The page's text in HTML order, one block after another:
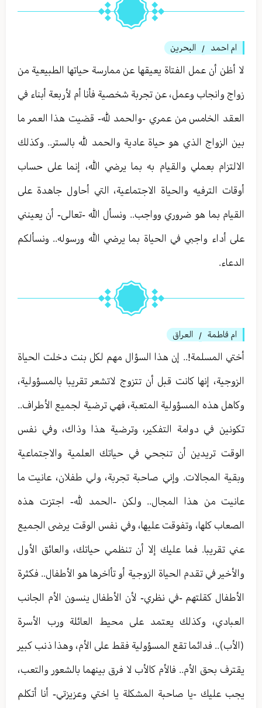
ام احمد / البحرين
لا أظن أن عمل الفتاة يعيقها عن ممارسة حياتها الطبيعية من
زواج وانجاب وعمل، عن تجربة شخصية فأنا أم لأربعة أبناء في
العقد الخامس من عمري -والحمد لله- قضيت هذا العمر ما
بين الزواج الذي هو حياة عادية والحمد لله بالستر.. وكذلك
الالتزام بعملي والقيام به بما يرضي الله، إنما على حساب
أوقات الترفيه والحياة الاجتماعية، التي أحاول جاهدة على
القيام بما هو ضروري وواجب.. ونسأل الله -تعالى- أن يعينني
على أداء واجبي في الحياة بما يرضي الله ورسوله.. ونسألكم
الدعاء.
ام فاطمة / العراق
أختي المسلمة!.. إن هذا السؤال مهم لكل بنت دخلت الحياة
الزوجية، إنها كانت قبل أن تتزوج لاتشعر تقريبا بالمسؤولية،
وكاهل هذه المسؤولية المتعبة، فهي ترضية لجميع الأطراف..
تكونين في دوامة التفكير، وترضية هذا وذاك، وفي نفس
الوقت تريدين أن تنجحي في حياتك العلمية والاجتماعية
وبقية المجالات. وإني صاحبة تجربة، ولي طفلان، عانيت ما
عانيت من هذا المجال.. ولكن -الحمد لله- اجتزت هذه
الصعاب كلها، وتفوقت عليها، وفي نفس الوقت يرضى الجميع
عني تقريبا. فما عليك إلا أن تنظمي حياتك، والعائق الأول
والأخير في تقدم الحياة الزوجية أو تأاخرها هو الأطفال.. فكثرة
الأطفال كقلتهم -في نظري- لأن الأطفال ينسون الأم الجانب
العبادي، وكذلك يعتمد على محيط العائلة ورب الأسرة
(الأب).. فدائما تقع المسؤولية فقط على الأم، وهذا ذنب كبير
يقترف بحق الأم.. فالأم كالأب لا فرق بينهما بالشعور والتعب،
يجب عليك -يا صاحبة المشكلة يا اختي وعزيزتي- أنا أتكلم